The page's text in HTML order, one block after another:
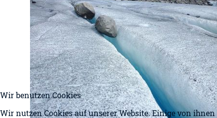
Wir benutzen Cookies
Wir nutzen Cookies auf unserer Website. Einige von ihnen